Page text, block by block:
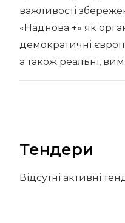
важливості
«Наднова +» як
демократичні
а також реальні,
Тендери
Відсутні активні